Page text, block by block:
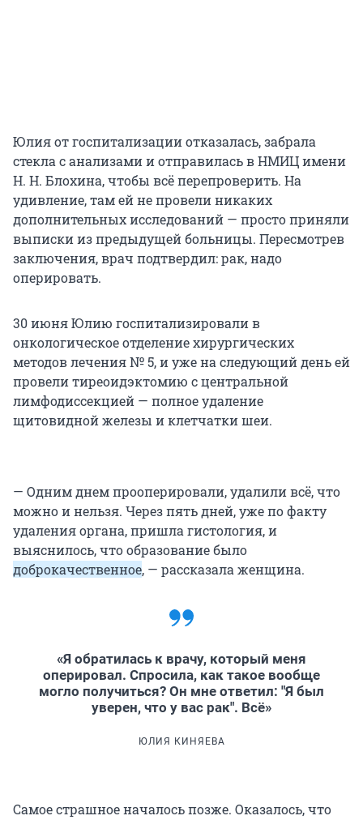
Юлия от госпитализации отказалась, забрала
стекла с анализами и отправилась в НМИЦ имени
Н. Н. Блохина, чтобы всё перепроверить. На
удивление, там ей не провели никаких
дополнительных исследований — просто приняли
выписки из предыдущей больницы. Пересмотрев
заключения, врач подтвердил: рак, надо
оперировать.
30 июня Юлию госпитализировали в
онкологическое отделение хирургических
методов лечения № 5, и уже на следующий день ей
провели тиреоидэктомию с центральной
лимфодиссекцией — полное удаление
щитовидной железы и клетчатки шеи.
— Одним днем прооперировали, удалили всё, что
можно и нельзя. Через пять дней, уже по факту
удаления органа, пришла гистология, и
выяснилось, что образование было
доброкачественное, — рассказала женщина.
«Я обратилась к врачу, который меня
оперировал. Спросила, как такое вообще
могло получиться? Он мне ответил: "Я был
уверен, что у вас рак". Всё»
ЮЛИЯ КИНЯЕВА
Самое страшное началось позже. Оказалось, что